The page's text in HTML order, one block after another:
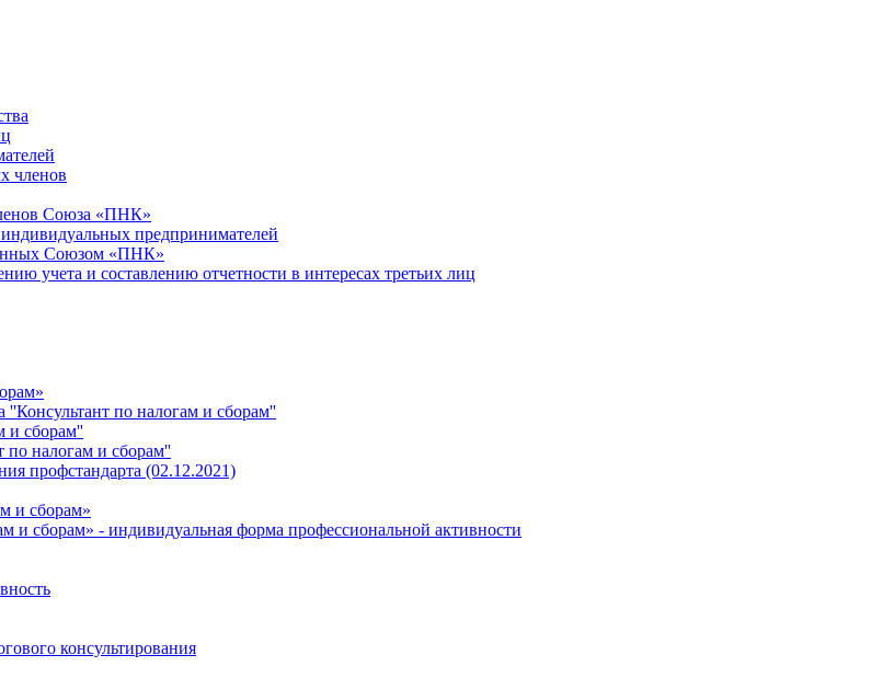
членов
Союза «ПНК»
предпринимателей
Союзом «ПНК»
учета и составлению отчетности в интересах третьих лиц
''Консультант по налогам и сборам''
и сборам''
по налогам и сборам''
профстандарта (02.12.2021)
и сборам»
и сборам» - индивидуальная форма профессиональной активности
консультирования